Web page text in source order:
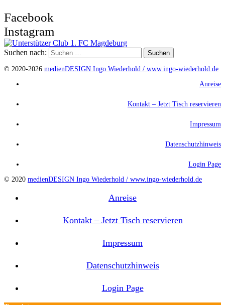
Facebook
Instagram
Suchen nach:
© 2020-2026 medienDESIGN Ingo Wiederhold / www.ingo-wiederhold.de
Anreise
Kontakt – Jetzt Tisch reservieren
Impressum
Datenschutzhinweis
Login Page
© 2020 medienDESIGN Ingo Wiederhold / www.ingo-wiederhold.de
Anreise
Kontakt – Jetzt Tisch reservieren
Impressum
Datenschutzhinweis
Login Page